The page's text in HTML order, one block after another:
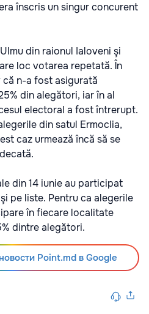
înscris un singur concurent
din raionul Ialoveni şi
loc votarea repetată. În
n-a fost asigurată
din alegători, iar în al
electoral a fost întrerupt.
din satul Ermoclia,
caz urmează încă să se
din 14 iunie au participat
pe liste. Pentru ca alegerile
în fiecare localitate
dintre alegători.
Point.md в Google